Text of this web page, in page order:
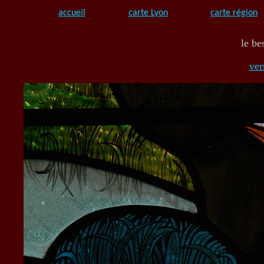
accueil carte Lyon carte région
le